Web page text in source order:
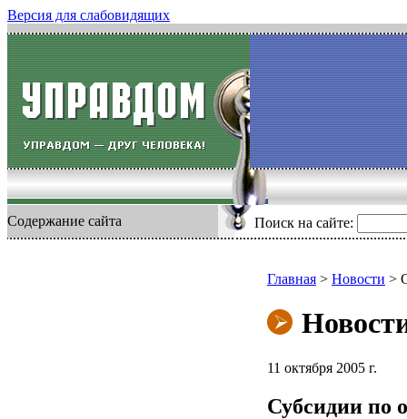
Версия для слабовидящих
Содержание сайта Поиск на сайте:
Главная > Новости >
11 октября 2005 г.
Субсидии по